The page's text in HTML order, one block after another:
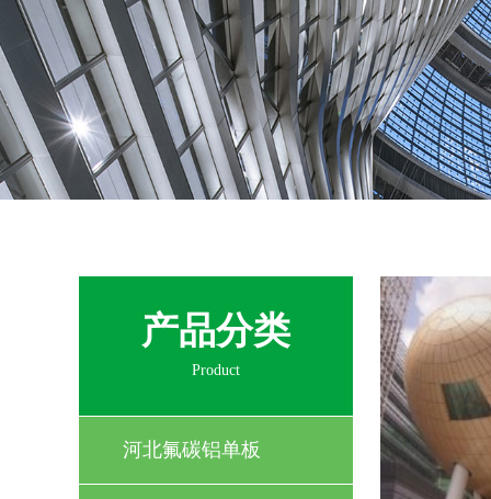
产品分类
Product
河北氟碳铝单板